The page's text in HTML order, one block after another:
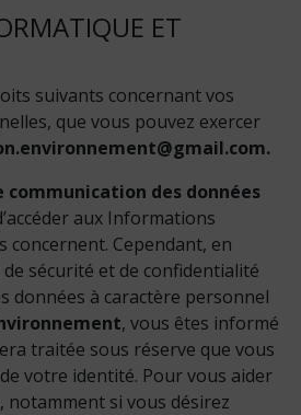
ET
suivants concernant vos
que vous pouvez exercer
communication des données
aux Informations
concernent. Cependant, en
sécurité et de confidentialité
données à caractère personnel
, vous êtes informé
traitée sous réserve que vous
votre identité. Pour vous aider
notamment si vous désirez